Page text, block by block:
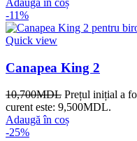
Adaugă în coș
-11%
Quick view
Canapea King 2
10,700MDL Prețul inițial a
curent este: 9,500MDL.
Adaugă în coș
-25%